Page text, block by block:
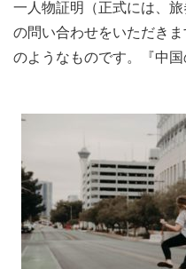
一人物証明（正式には、
の問い合わせをいただき
のようなものです。『中